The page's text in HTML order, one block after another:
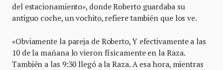
del estacionamiento», donde Roberto guardaba su
antiguo coche, un vochito, refiere también que los ve.
«Obviamente la pareja de Roberto, Y efectivamente a las
10 de la mañana lo vieron físicamente en la Raza.
También a las 9:30 llegó a la Raza. A esa hora, mientras